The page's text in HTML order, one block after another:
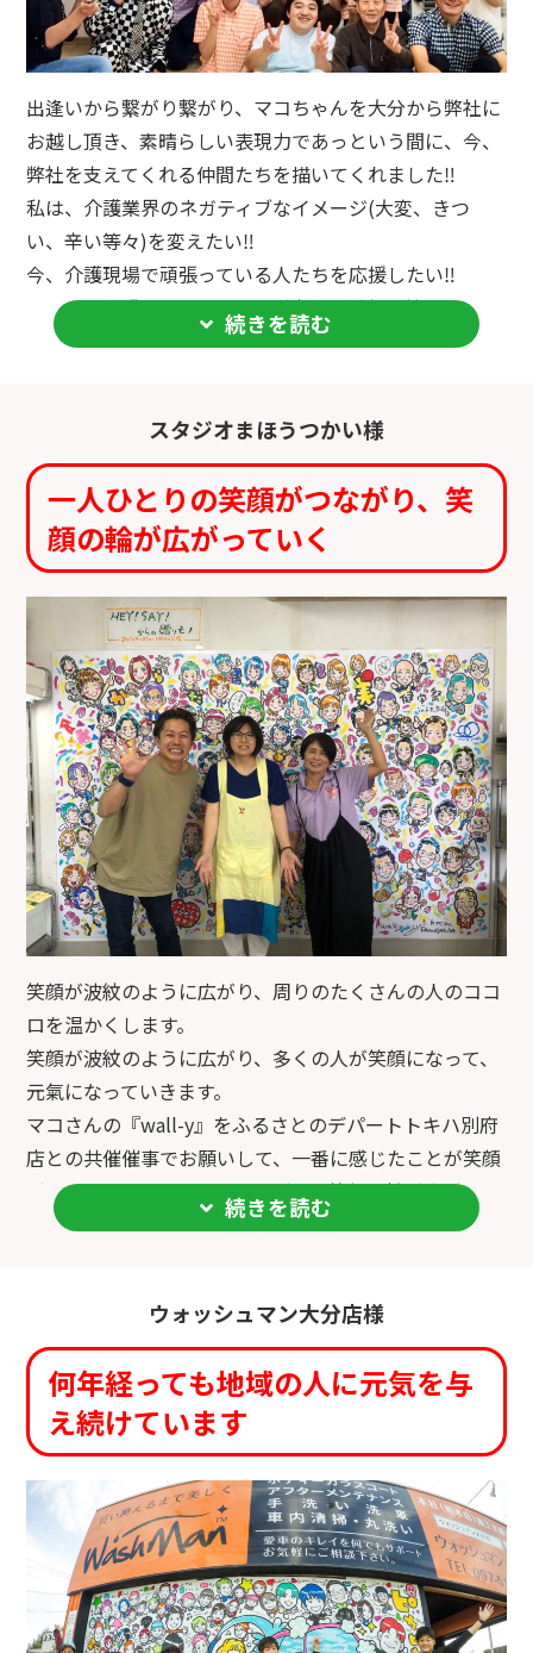
続きを読む
出逢いから繋がり繋がり、マコちゃんを大分から弊社に
お越し頂き、素晴らしい表現力であっという間に、今、
弊社を支えてくれる仲間たちを描いてくれました‼︎
私は、介護業界のネガティブなイメージ(大変、きつ
い、辛い等々)を変えたい‼︎
今、介護現場で頑張っている人たちを応援したい‼︎
そして、頑張っている人たちが未来に希望を持ち、日々
元気、笑顔になれる環境を創りたい‼︎
今では、ご利用者様、ご家族様、そして来訪者の皆様、
スタッフもwall-yを見て指差しながら会話し、自然と笑
顔になっています。
『介護施設らしくない』ってちょっとした話題になって
wall-yには、お金には変えられない未来に可能性を感じ
られる、またいろんな人を笑顔にしてくれる素晴らしい
価値があると思っています！
本当にありがとうございました（^人^）
スタジオまほうつかい様
一人ひとりの笑顔がつながり、笑
顔の輪が広がっていく
続きを読む
笑顔が波紋のように広がり、周りのたくさんの人のココ
ロを温かくします。
笑顔が波紋のように広がり、多くの人が笑顔になって、
元氣になっていきます。
マコさんの『wall-y』をふるさとのデパートトキハ別府
店との共催催事でお願いして、一番に感じたことが笑顔
がひとりまたひとり…とつながって笑顔の輪が広がって
いくことです。
光輝く水滴の波紋のように、描いてもらうひともそして
観るひとも笑顔が花となりまたそして種となっていくよ
うに催事のあとでも未だに広がっています。
マコさんのwall-yが世界中にひとつまたひとつ増すごと
に世界中の方々のしあわせの『種』となると私は思いま
す。
あなたもしあわせの種の種まきしませんか？
マコさんのwall-yで世界中をしあわせに!!
ウォッシュマン大分店様
何年経っても地域の人に元気を与
え続けています